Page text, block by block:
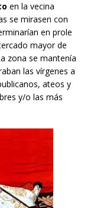
en la vecina
se mirasen con
en prole
mayor de
zona se mantenía
las vírgenes a
ateos y
y/o las más